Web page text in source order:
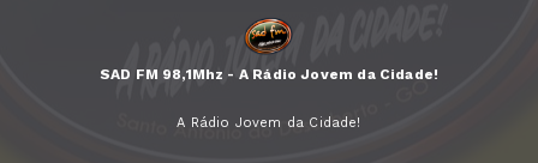
SAD FM 98,1Mhz - A Rádio Jovem da Cidade!
A Rádio Jovem da Cidade!